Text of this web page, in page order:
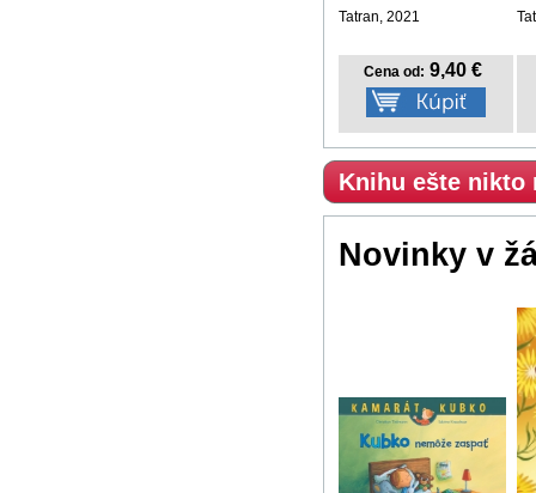
Tatran, 2021
Cena od: 9,40 €
Knihu ešte nikto
Novinky v